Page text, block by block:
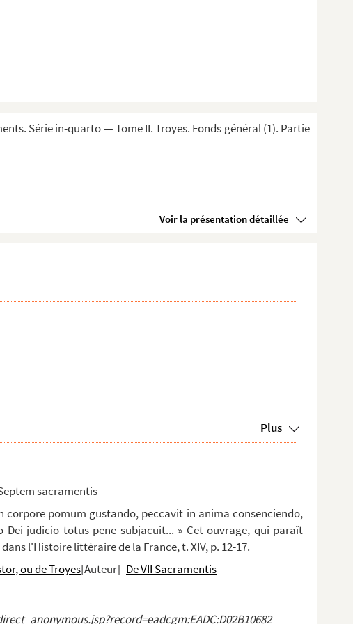
Série in-quarto — Tome II. Troyes. Fonds général (1). Partie
Voir la présentation détaillée
Plus
sacramentis
corpore pomum gustando, peccavit in anima consenciendo,
Dei judicio totus pene subjacuit... » Cet ouvrage, qui paraît
l'Histoire littéraire de la France, t. XIV, p. 12-17.
ou de Troyes[Auteur] De VII Sacramentis